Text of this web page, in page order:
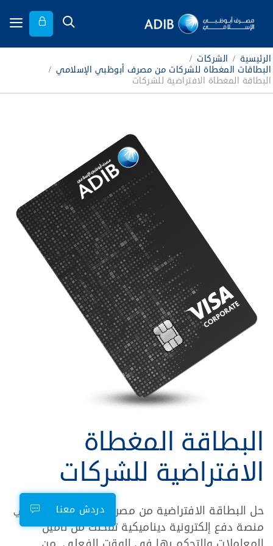
الرئيسية / الشركات /
البطاقات المغطاة للشركات من مصرف أبوظبي الإسلامي /
البطاقة المغطاة الافتراضية للشركات
البطاقة المغطاة
الافتراضية للشركات
حل البطاقة الافتراضية من مصرف أبوظبي الإسلامي
منصة دفع إلكترونية ديناميكية تمكّنك من تأمين
دردش معنا